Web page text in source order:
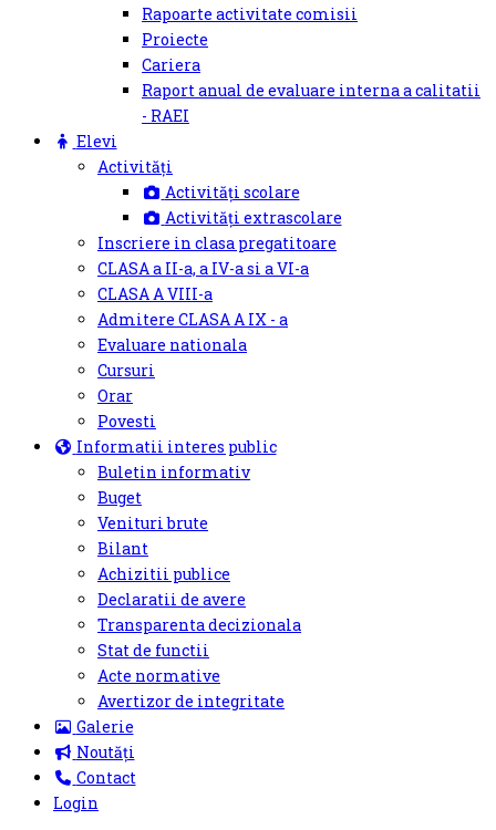
Rapoarte activitate comisii
Proiecte
Cariera
Raport anual de evaluare interna a calitatii
- RAEI
Elevi
Activități
Activități scolare
Activități extrascolare
Inscriere in clasa pregatitoare
CLASA a II-a, a IV-a si a VI-a
CLASA A VIII-a
Admitere CLASA A IX - a
Evaluare nationala
Cursuri
Orar
Povesti
Informatii interes public
Buletin informativ
Buget
Venituri brute
Bilant
Achizitii publice
Declaratii de avere
Transparenta decizionala
Stat de functii
Acte normative
Avertizor de integritate
Galerie
Noutăți
Contact
Login